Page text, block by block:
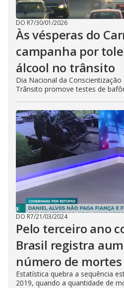
DO R7/30/01/2026
Às vésperas do
campanha por
álcool no trânsito
Dia Nacional da
Trânsito promove testes de
DO R7/21/03/2024
Pelo terceiro ano
Brasil registra
número de
Estatística quebra a sequência
2019, quando a quantidade de